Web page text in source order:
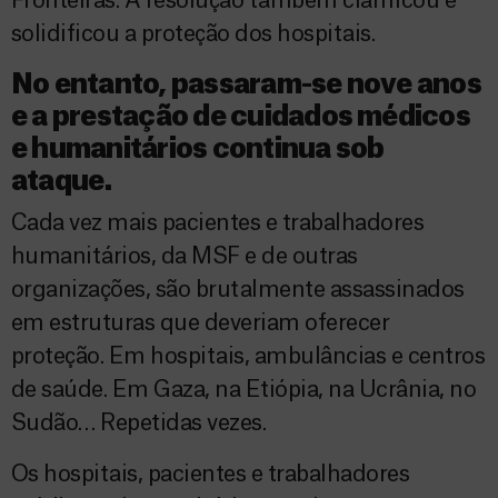
solidificou a proteção dos hospitais.
No entanto, passaram-se nove anos
e a prestação de cuidados médicos
e humanitários continua sob
ataque.
Cada vez mais pacientes e trabalhadores
humanitários, da MSF e de outras
organizações, são brutalmente assassinados
em estruturas que deveriam oferecer
proteção. Em hospitais, ambulâncias e centros
de saúde. Em Gaza, na Etiópia, na Ucrânia, no
Sudão… Repetidas vezes.
Os hospitais, pacientes e trabalhadores